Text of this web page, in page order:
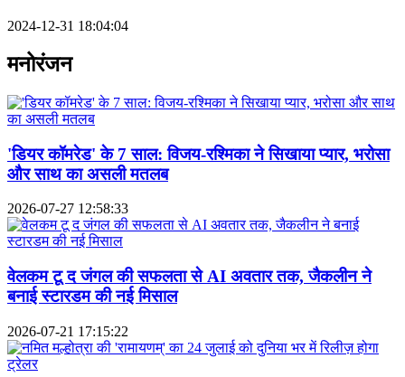
2024-12-31 18:04:04
मनोरंजन
'डियर कॉमरेड' के 7 साल: विजय-रश्मिका ने सिखाया प्यार, भरोसा
और साथ का असली मतलब
2026-07-27 12:58:33
वेलकम टू द जंगल की सफलता से AI अवतार तक, जैकलीन ने
बनाई स्टारडम की नई मिसाल
2026-07-21 17:15:22